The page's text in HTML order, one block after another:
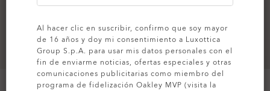
Al hacer clic en suscribir, confirmo que soy mayor
de 16 años y doy mi consentimiento a Luxottica
Group S.p.A. para usar mis datos personales con el
fin de enviarme noticias, ofertas especiales y otras
comunicaciones publicitarias como miembro del
programa de fidelización Oakley MVP (visita la